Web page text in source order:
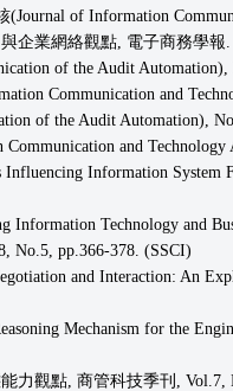
of Information
企業網絡觀點, 電子商務學報.
of the Audit Automation),
Communication and
of the Audit Automation),
and Technology
Information
Technology and
No.5, pp.366-378. (SSCI)
and Interaction: An
Mechanism for the
力觀點, 商管科技季刊, Vol.7,